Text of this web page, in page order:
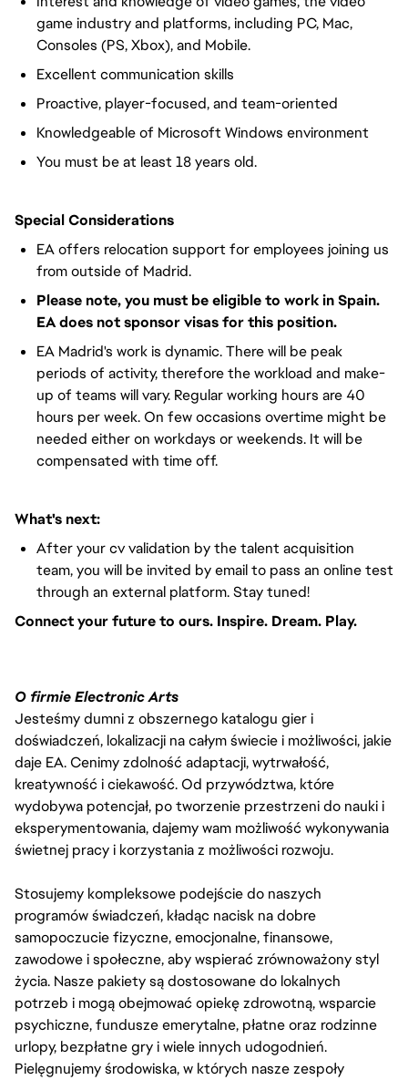
game industry and platforms, including PC, Mac,
Consoles (PS, Xbox), and Mobile.
Excellent communication skills
Proactive, player-focused, and team-oriented
Knowledgeable of Microsoft Windows environment
You must be at least 18 years old.
Special Considerations
EA offers relocation support for employees joining us
from outside of Madrid.
Please note, you must be eligible to work in Spain.
EA does not sponsor visas for this position.
EA Madrid's work is dynamic. There will be peak
periods of activity, therefore the workload and make-
up of teams will vary. Regular working hours are 40
hours per week. On few occasions overtime might be
needed either on workdays or weekends. It will be
compensated with time off.
What's next:
After your cv validation by the talent acquisition
team, you will be invited by email to pass an online test
through an external platform. Stay tuned!
Connect your future to ours. Inspire. Dream. Play.
O firmie Electronic Arts
Jesteśmy dumni z obszernego katalogu gier i
doświadczeń, lokalizacji na całym świecie i możliwości, jakie
daje EA. Cenimy zdolność adaptacji, wytrwałość,
kreatywność i ciekawość. Od przywództwa, które
wydobywa potencjał, po tworzenie przestrzeni do nauki i
eksperymentowania, dajemy wam możliwość wykonywania
świetnej pracy i korzystania z możliwości rozwoju.
Stosujemy kompleksowe podejście do naszych
programów świadczeń, kładąc nacisk na dobre
samopoczucie fizyczne, emocjonalne, finansowe,
zawodowe i społeczne, aby wspierać zrównoważony styl
życia. Nasze pakiety są dostosowane do lokalnych
potrzeb i mogą obejmować opiekę zdrowotną, wsparcie
psychiczne, fundusze emerytalne, płatne oraz rodzinne
urlopy, bezpłatne gry i wiele innych udogodnień.
Pielęgnujemy środowiska, w których nasze zespoły